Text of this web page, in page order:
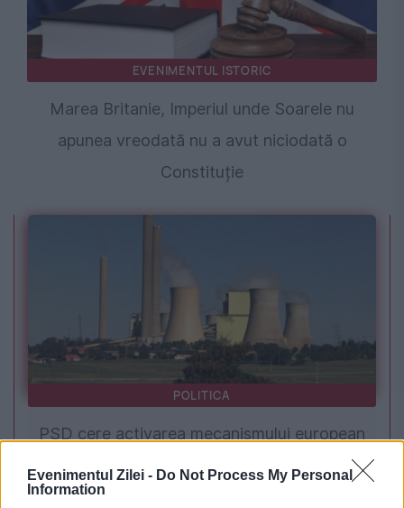
Evenimentul Zilei - Do Not Process My Personal
Information
EVENIMENTUL ISTORIC
Marea Britanie, Imperiul unde Soarele nu
apunea vreodată nu a avut niciodată o
Constituție
POLITICA
PSD cere activarea mecanismului european
de urgență pentru energie și susține
menținerea centralelor pe cărbune. Critici la